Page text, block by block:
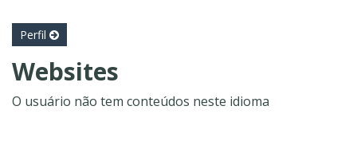
Perfil
Websites
O usuário não tem conteúdos neste idioma